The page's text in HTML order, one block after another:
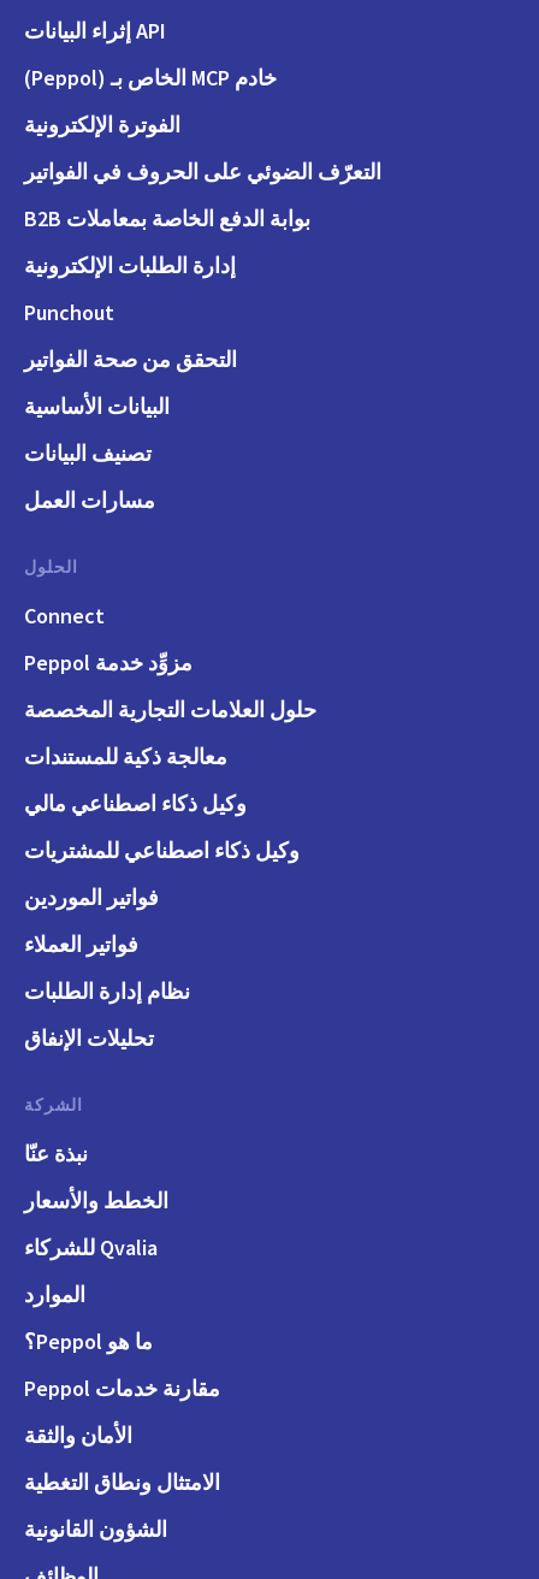
API إثراء البيانات
خادم MCP الخاص بـ (Peppol)
الفوترة الإلكترونية
التعرّف الضوئي على الحروف في الفواتير
بوابة الدفع الخاصة بمعاملات B2B
إدارة الطلبات الإلكترونية
Punchout
التحقق من صحة الفواتير
البيانات الأساسية
تصنيف البيانات
مسارات العمل
الحلول
Connect
مزوِّد خدمة Peppol
حلول العلامات التجارية المخصصة
معالجة ذكية للمستندات
وكيل ذكاء اصطناعي مالي
وكيل ذكاء اصطناعي للمشتريات
فواتير الموردين
فواتير العملاء
نظام إدارة الطلبات
تحليلات الإنفاق
الشركة
نبذة عنّا
الخطط والأسعار
Qvalia للشركاء
الموارد
ما هو Peppol؟
مقارنة خدمات Peppol
الأمان والثقة
الامتثال ونطاق التغطية
الشؤون القانونية